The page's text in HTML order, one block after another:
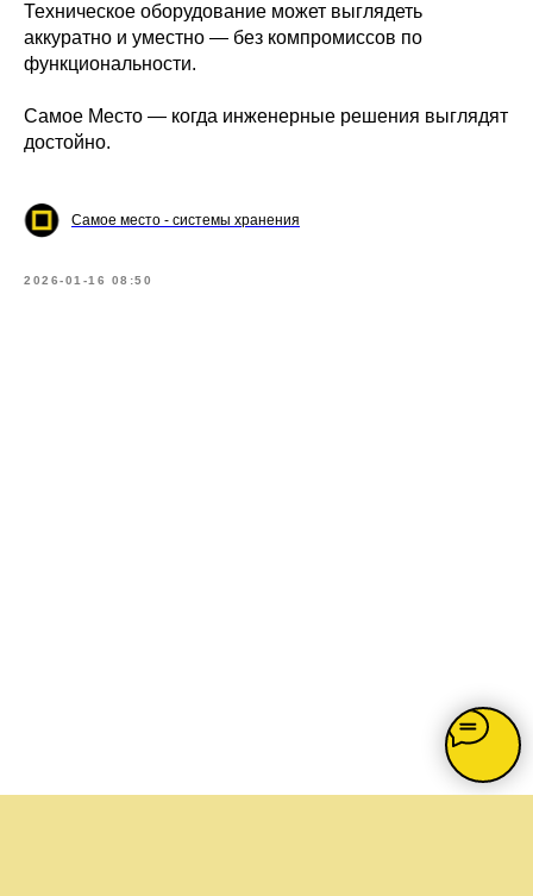
Техническое оборудование может выглядеть
аккуратно и уместно — без компромиссов по
функциональности.
Самое Место — когда инженерные решения выглядят
достойно.
Самое место - системы хранения
2026-01-16 08:50